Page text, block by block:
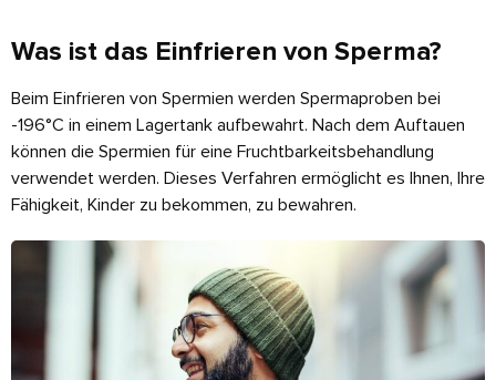
Was ist das Einfrieren von Sperma?
Beim Einfrieren von Spermien werden Spermaproben bei
-196°C in einem Lagertank aufbewahrt. Nach dem Auftauen
können die Spermien für eine Fruchtbarkeitsbehandlung
verwendet werden. Dieses Verfahren ermöglicht es Ihnen, Ihre
Fähigkeit, Kinder zu bekommen, zu bewahren.